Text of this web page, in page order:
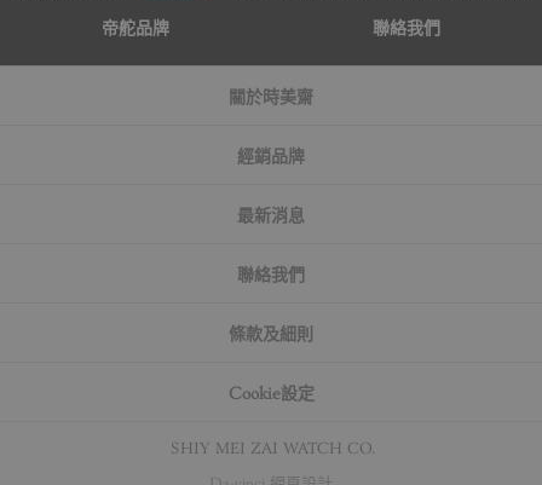
帝舵品牌
聯絡我們
關於時美齋
經銷品牌
最新消息
聯絡我們
條款及細則
Cookie設定
© SHIY MEI ZAI WATCH CO.